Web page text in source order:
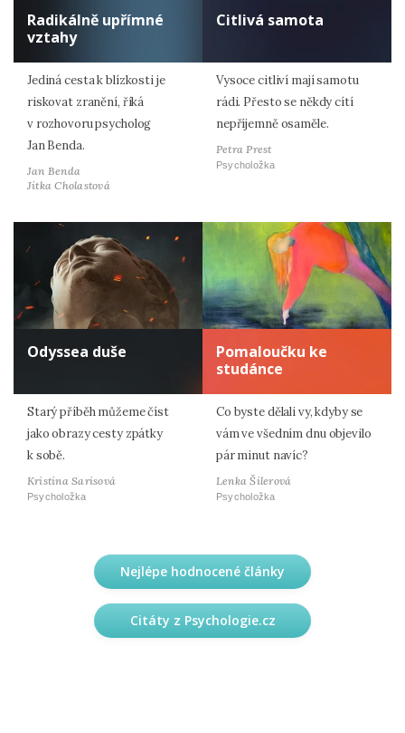
Radikálně upřímné
vztahy
Jediná cesta k blízkosti je
riskovat zranění, říká
v rozhovoru psycholog
Jan Benda.
Jan Benda
Jitka Cholastová
Citlivá samota
Vysoce citliví mají samotu
rádi. Přesto se někdy cítí
nepříjemně osaměle.
Petra Prest
Psycholožka
Odyssea duše
Starý příběh můžeme číst
jako obrazy cesty zpátky
k sobě.
Kristina Sarisová
Psycholožka
Pomaloučku ke
studánce
Co byste dělali vy, kdyby se
vám ve všedním dnu objevilo
pár minut navíc?
Lenka Šilerová
Psycholožka
Nejlépe hodnocené články
Citáty z Psychologie.cz